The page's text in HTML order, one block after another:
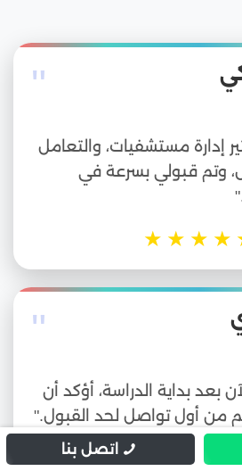
"
مستشفيات، والتعامل
وتم قبولي بسرعة في
★
★
★
★
"
بعد بداية الدراسة، أؤكد أن
أول تواصل لحد القبول."
★ اتصل بنا